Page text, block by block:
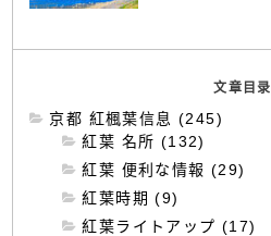
文章目录
京都 紅楓葉信息 (245)
紅葉 名所 (132)
紅葉 便利な情報 (29)
紅葉時期 (9)
紅葉ライトアップ (17)